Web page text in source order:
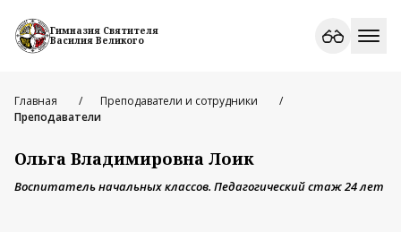
Гимназия Святителя
Василия Великого
Главная
Преподаватели и сотрудники
Преподаватели
Ольга Владимировна Лоик
Воспитатель начальных классов. Педагогический стаж 24 лет